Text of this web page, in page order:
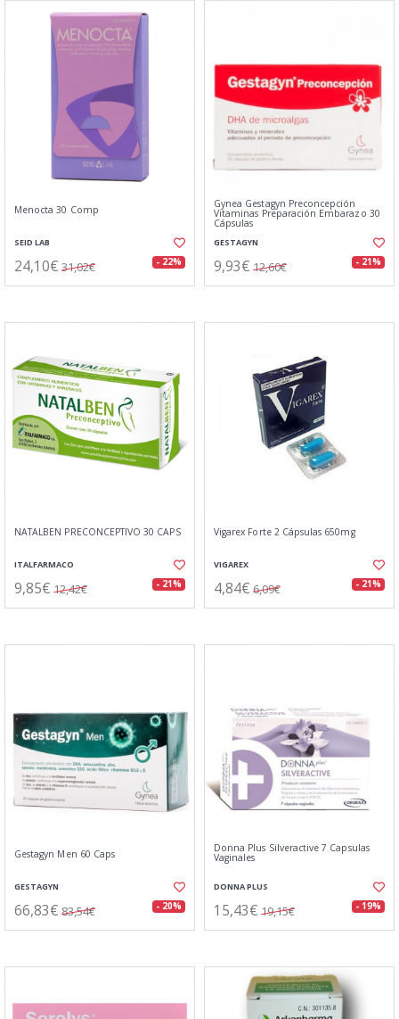
Menocta 30 Comp
SEID LAB
24,10€ 31,02€ - 22%
Gynea Gestagyn Preconcepción
Vitaminas Preparación Embarazo 30
Cápsulas
GESTAGYN
9,93€ 12,60€ - 21%
NATALBEN PRECONCEPTIVO 30 CAPS
ITALFARMACO
9,85€ 12,42€ - 21%
Vigarex Forte 2 Cápsulas 650mg
VIGAREX
4,84€ 6,09€ - 21%
Gestagyn Men 60 Caps
GESTAGYN
66,83€ 83,54€ - 20%
Donna Plus Silveractive 7 Capsulas
Vaginales
DONNA PLUS
15,43€ 19,15€ - 19%